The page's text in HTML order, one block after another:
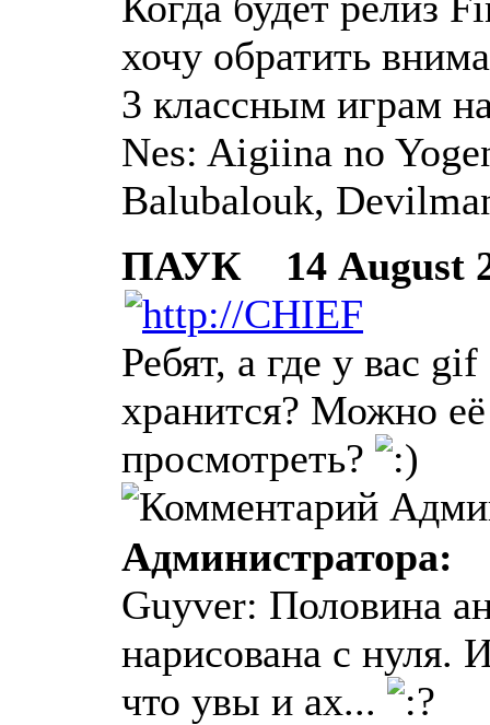
хочу обратить
3 классным играм
Nes: Aigiina no
Balubalouk,
ПАУК
14 August
Ребят, а где у вас
хранится? Можно
просмотреть?
Администратора:
Guyver: Половина
нарисована с нуля.
что увы и ах...